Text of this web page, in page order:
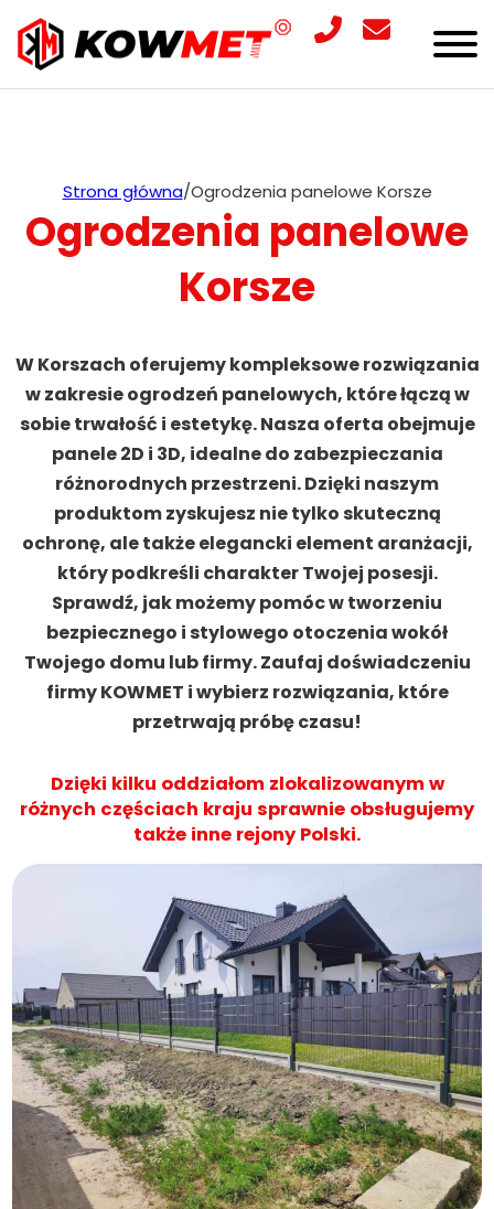
Strona główna/Ogrodzenia panelowe Korsze
Ogrodzenia panelowe
Korsze
W Korszach oferujemy kompleksowe rozwiązania
w zakresie ogrodzeń panelowych, które łączą w
sobie trwałość i estetykę. Nasza oferta obejmuje
panele 2D i 3D, idealne do zabezpieczania
różnorodnych przestrzeni. Dzięki naszym
produktom zyskujesz nie tylko skuteczną
ochronę, ale także elegancki element aranżacji,
który podkreśli charakter Twojej posesji.
Sprawdź, jak możemy pomóc w tworzeniu
bezpiecznego i stylowego otoczenia wokół
Twojego domu lub firmy. Zaufaj doświadczeniu
firmy KOWMET i wybierz rozwiązania, które
przetrwają próbę czasu!
Dzięki kilku oddziałom zlokalizowanym w
różnych częściach kraju sprawnie obsługujemy
także inne rejony Polski.